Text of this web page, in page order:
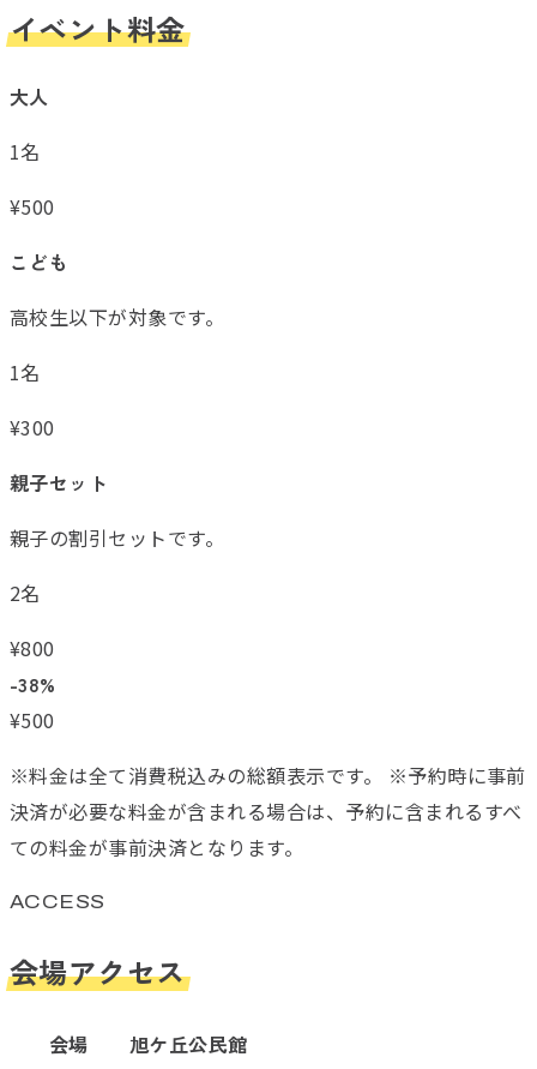
イベント料金
大人
1名
¥500
こども
高校生以下が対象です。
1名
¥300
親子セット
親子の割引セットです。
2名
¥800
-38%
¥500
※料金は全て消費税込みの総額表示です。 ※予約時に事前
決済が必要な料金が含まれる場合は、予約に含まれるすべ
ての料金が事前決済となります。
ACCESS
会場アクセス
会場 旭ケ丘公民館